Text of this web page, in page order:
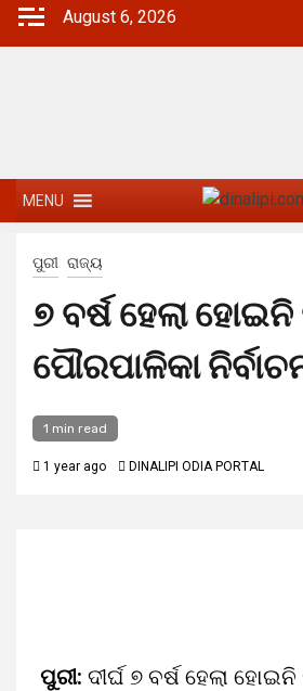
August 6, 2026
MENU
ପୁରୀ ରାଜ୍ୟ
୭ ବର୍ଷ ହେଲା
ପୌରପାଳିକା
1 min read
1 year ago DINALIPI ODIA PORTAL
ପୁରୀ: ଦୀର୍ଘ ୭ ବର୍ଷ ହେଲା